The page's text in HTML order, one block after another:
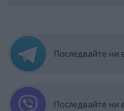
Последвайте ни
Последвайте ни